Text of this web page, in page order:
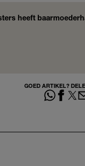
heeft
GOED ARTIKEL?